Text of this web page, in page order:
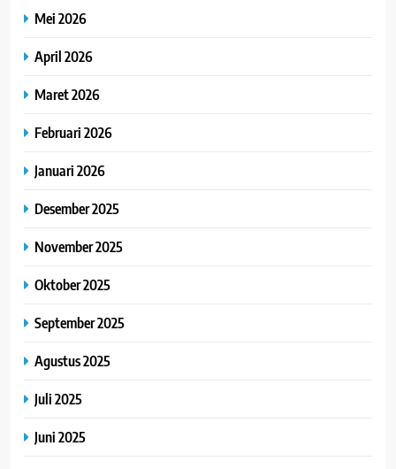
Mei 2026
April 2026
Maret 2026
Februari 2026
Januari 2026
Desember 2025
November 2025
Oktober 2025
September 2025
Agustus 2025
Juli 2025
Juni 2025